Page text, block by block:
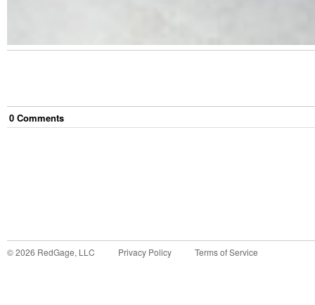
0 Comments
©2026 RedGage, LLC Privacy Policy Terms of Service